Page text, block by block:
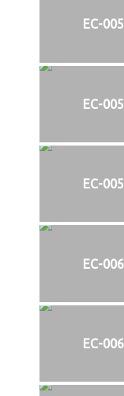
EC-
EC-
EC-
EC-
EC-